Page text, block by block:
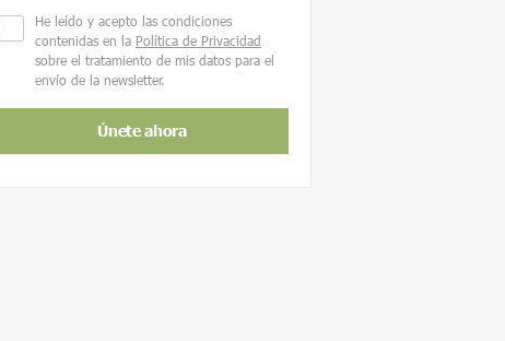
He leído y acepto las condiciones
contenidas en la Política de Privacidad
sobre el tratamiento de mis datos para el
envío de la newsletter.